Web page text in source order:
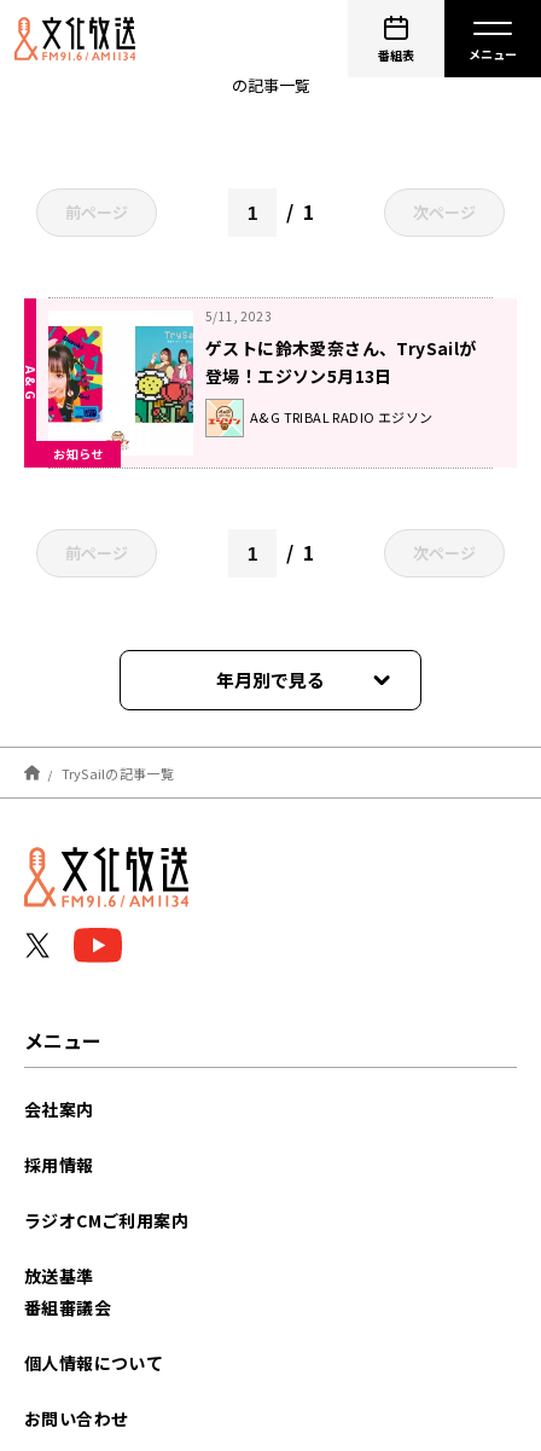
番組表
の記事一覧
前ページ 1 次ページ
お知らせ
5/11, 2023
ゲストに鈴木愛奈さん、TrySailが
登場！エジソン5月13日
A&G TRIBAL RADIO エジソン
前ページ 1 次ページ
年月別で見る
2026年05月
2026年02月
2025年08月
2023年04月
TrySailの記事一覧
メニュー
会社案内
採用情報
ラジオCMご利用案内
放送基準
番組審議会
個人情報について
お問い合わせ